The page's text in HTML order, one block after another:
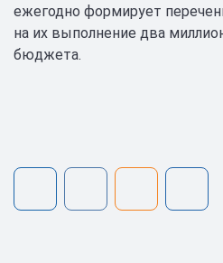
ежегодно формирует
на их выполнение два
бюджета.